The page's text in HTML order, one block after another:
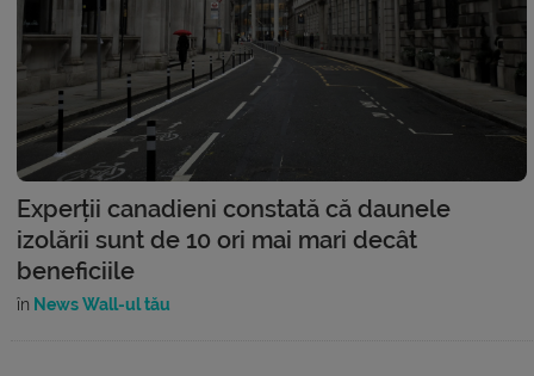
Experții canadieni constată că daunele
izolării sunt de 10 ori mai mari decât
beneficiile
în News Wall-ul tău